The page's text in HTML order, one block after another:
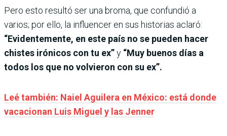
Pero esto resultó ser una broma, que confundió a
varios; por ello, la influencer en sus historias aclaró:
“Evidentemente, en este país no se pueden hacer
chistes irónicos con tu ex”y “Muy buenos días a
todos los que no volvieron con su ex”.
Leé también: Naiel Aguilera en México: está donde
vacacionan Luis Miguel y las Jenner